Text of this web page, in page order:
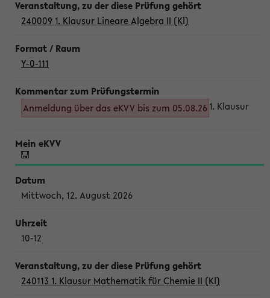
240009 1. Klausur Lineare Algebra II (Kl)
Y-0-111
Anmeldung über das eKVV bis zum 05.08.26 1. Klausur
Mittwoch, 12. August 2026
10-12
240113 1. Klausur Mathematik für Chemie II (Kl)